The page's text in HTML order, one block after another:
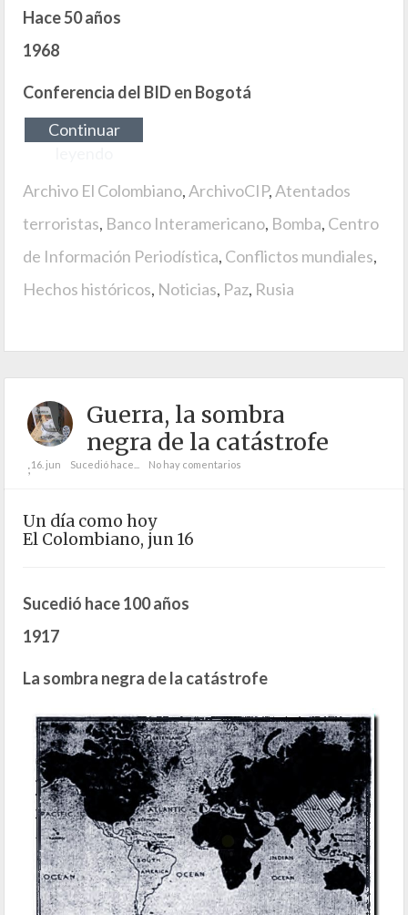
Hace 50 años
1968
Conferencia del BID en Bogotá
Continuar
Archivo El Colombiano,ArchivoCIP,Atentados
terroristas, Banco Interamericano, Bomba, Centro
de Información Periodística, Conflictos mundiales,
Hechos históricos, Noticias, Paz, Rusia
Guerra, la sombra
negra de la catástrofe
;16. jun Sucedió hace... No hay comentarios
Un día como hoy
El Colombiano, jun 16
Sucedió hace 100 años
1917
La sombra negra de la catástrofe